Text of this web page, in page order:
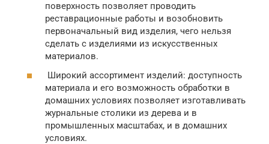
поверхность позволяет проводить
реставрационные работы и возобновить
первоначальный вид изделия, чего нельзя
сделать с изделиями из искусственных
материалов.
Широкий ассортимент изделий: доступность
материала и его возможность обработки в
домашних условиях позволяет изготавливать
журнальные столики из дерева и в
промышленных масштабах, и в домашних
условиях.